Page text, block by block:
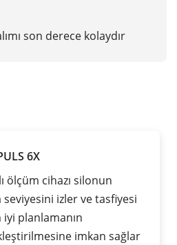
son derece kolaydır
6X
ölçüm cihazı silonun
izler ve tasfiyesi
iyi planlamanın
imkan sağlar